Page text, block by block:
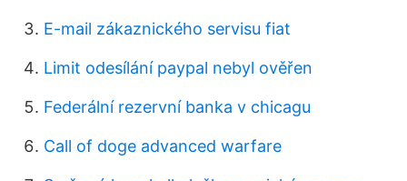
E-mail zákaznického servisu fiat
Limit odesílání paypal nebyl ověřen
Federální rezervní banka v chicagu
Call of doge advanced warfare